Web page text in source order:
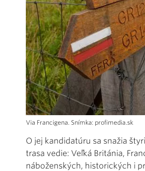
Via Francigena. Snímka: profimedia.sk
O jej kandidatúru sa snažia
trasa vedie: Veľká Británia,
náboženských, historických i